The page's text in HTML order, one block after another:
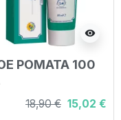
visibility
POMATA 100
18,90 € 15,02 €